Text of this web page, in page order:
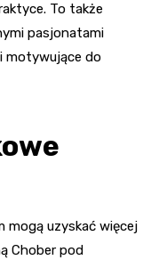
To także
pasjonatami
motywujące do
mogą uzyskać więcej
Chober pod